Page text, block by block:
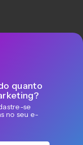
quanto
se
no seu e-